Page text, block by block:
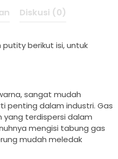
Diskusi (0)
berikut isi, untuk
sangat mudah
penting dalam industri. Gas
yang terdispersi dalam
mengisi tabung gas
mudah meledak